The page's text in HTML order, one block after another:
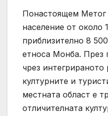
Понастоящем Метог
население от около
приблизително 8
етноса Монба. През
чрез интегрираното
културните и
местната област е
отличителната